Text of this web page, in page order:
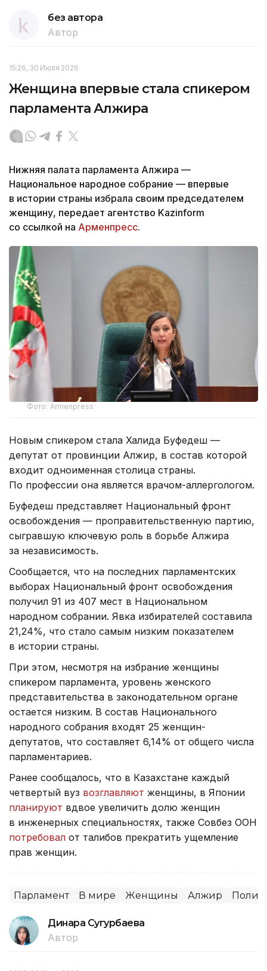
без автора
Автор
15:26, 30 Июля 2026
Женщина впервые стала спикером
парламента Алжира
Нижняя палата парламента Алжира —
Национальное народное собрание — впервые
в истории страны избрала своим председателем
женщину, передает агентство Kazinform
со ссылкой на Арменпресс.
Фото: Armenpress
Новым спикером стала Халида Буфедеш —
депутат от провинции Алжир, в состав которой
входит одноименная столица страны.
По профессии она является врачом-аллергологом.
Буфедеш представляет Национальный фронт
освобождения — проправительственную партию,
сыгравшую ключевую роль в борьбе Алжира
за независимость.
Сообщается, что на последних парламентских
выборах Национальный фронт освобождения
получил 91 из 407 мест в Национальном
народном собрании. Явка избирателей составила
21,24%, что стало самым низким показателем
в истории страны.
При этом, несмотря на избрание женщины
спикером парламента, уровень женского
представительства в законодательном органе
остается низким. В состав Национального
народного собрания входят 25 женщин-
депутатов, что составляет 6,14% от общего числа
парламентариев.
Ранее сообщалось, что в Казахстане каждый
четвертый вуз возглавляют женщины, в Японии
планируют вдвое увеличить долю женщин
в инженерных специальностях, также Совбез ООН
потребовал от талибов прекратить ущемление
прав женщин.
Парламент В мире Женщины Алжир
Динара Сугурбаева
Автор